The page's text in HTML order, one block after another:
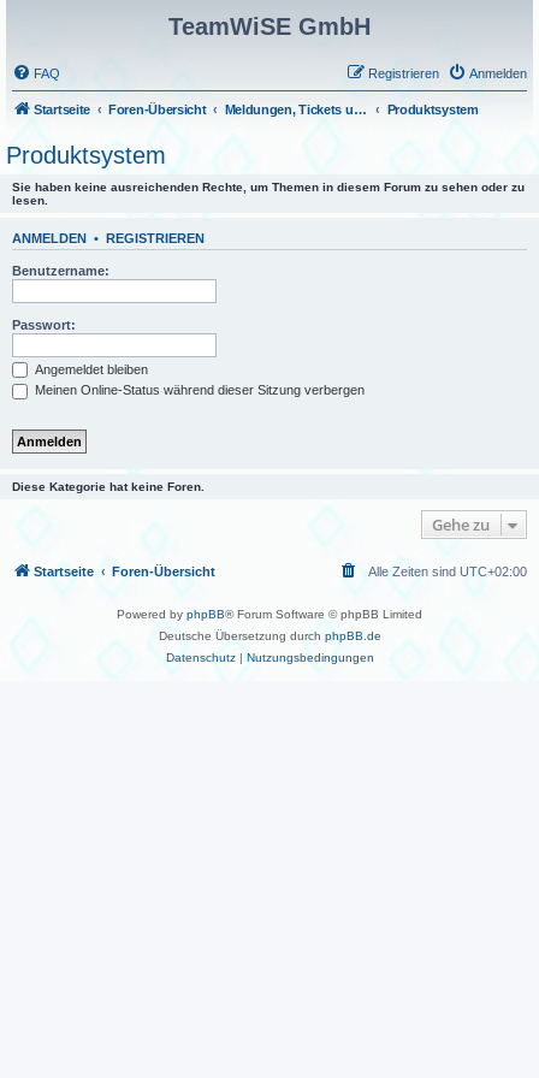
TeamWiSE GmbH
FAQ Anmelden
Registrieren
Startseite Foren-Übersicht Meldungen, Tickets und Fragen Produktsystem
Produktsystem
Sie haben keine ausreichenden Rechte, um Themen in diesem Forum zu sehen oder zu
lesen.
ANMELDEN • REGISTRIEREN
Benutzername:
Passwort:
Angemeldet bleiben
Meinen Online-Status während dieser Sitzung verbergen
Diese Kategorie hat keine Foren.
Gehe zu
Startseite Foren-Übersicht Alle Zeiten sind UTC+02:00
Powered by phpBB® Forum Software © phpBB Limited
Deutsche Übersetzung durch phpBB.de
Datenschutz| Nutzungsbedingungen